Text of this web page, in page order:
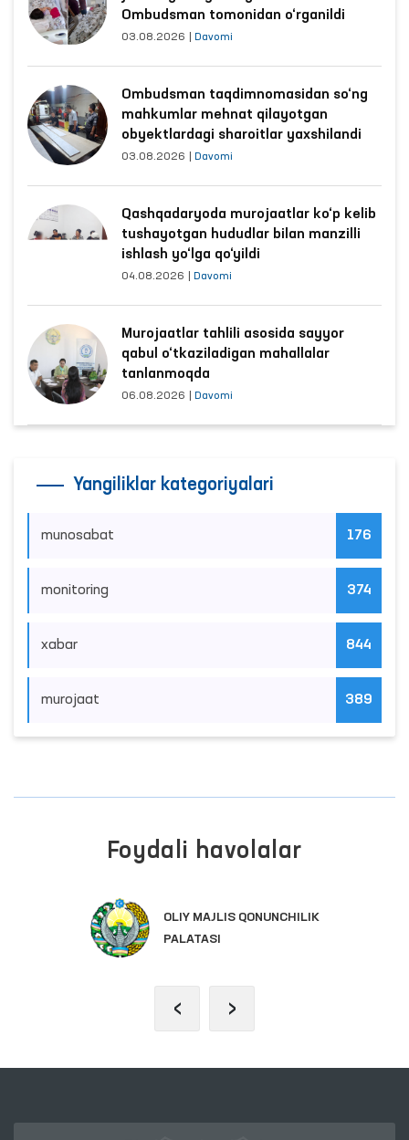
Ombudsman tomonidan o‘rganildi
03.08.2026 Davomi
Ombudsman taqdimnomasidan so‘ng
mahkumlar mehnat qilayotgan
obyektlardagi sharoitlar yaxshilandi
03.08.2026 Davomi
Qashqadaryoda murojaatlar ko‘p kelib
tushayotgan hududlar bilan manzilli
ishlash yo‘lga qo‘yildi
04.08.2026 Davomi
Murojaatlar tahlili asosida sayyor
qabul o‘tkaziladigan mahallalar
tanlanmoqda
06.08.2026 Davomi
Yangiliklar kategoriyalari
munosabat 176
monitoring 374
xabar 844
murojaat 389
Foydali havolalar
OLIY MAJLIS QONUNCHILIK
PALATASI
‹ ›